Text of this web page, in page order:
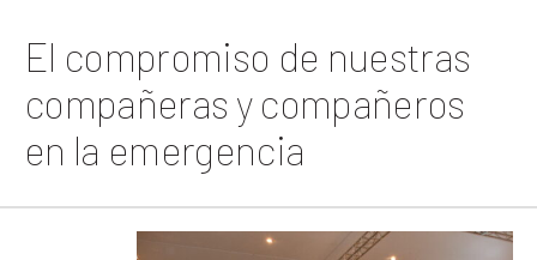
El compromiso de nuestras
compañeras y compañeros
en la emergencia